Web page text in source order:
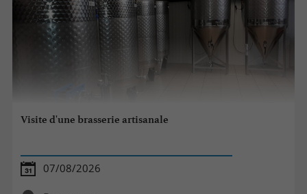
Visite d'une brasserie artisanale
07/08/2026